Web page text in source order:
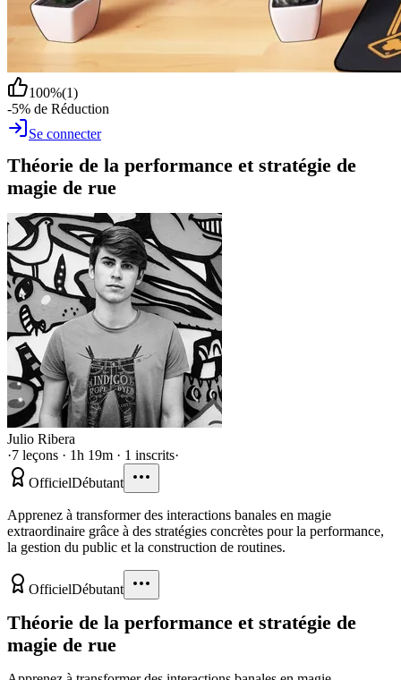
100%(1)
-5% de Réduction
Se connecter
Théorie de la performance et stratégie de
magie de rue
Julio Ribera
·7 leçons · 1h 19m · 1 inscrits·
OfficielDébutant
Apprenez à transformer des interactions banales en magie
extraordinaire grâce à des stratégies concrètes pour la performance,
la gestion du public et la construction de routines.
OfficielDébutant
Théorie de la performance et stratégie de
magie de rue